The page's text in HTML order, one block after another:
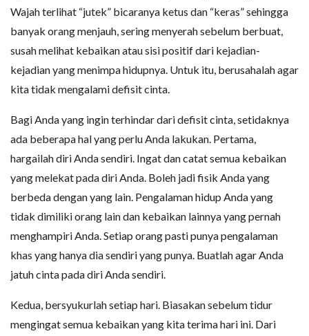
Wajah terlihat “jutek” bicaranya ketus dan “keras” sehingga
banyak orang menjauh, sering menyerah sebelum berbuat,
susah melihat kebaikan atau sisi positif dari kejadian-
kejadian yang menimpa hidupnya. Untuk itu, berusahalah agar
kita tidak mengalami defisit cinta.
Bagi Anda yang ingin terhindar dari defisit cinta, setidaknya
ada beberapa hal yang perlu Anda lakukan. Pertama,
hargailah diri Anda sendiri. Ingat dan catat semua kebaikan
yang melekat pada diri Anda. Boleh jadi fisik Anda yang
berbeda dengan yang lain. Pengalaman hidup Anda yang
tidak dimiliki orang lain dan kebaikan lainnya yang pernah
menghampiri Anda. Setiap orang pasti punya pengalaman
khas yang hanya dia sendiri yang punya. Buatlah agar Anda
jatuh cinta pada diri Anda sendiri.
Kedua, bersyukurlah setiap hari. Biasakan sebelum tidur
mengingat semua kebaikan yang kita terima hari ini. Dari